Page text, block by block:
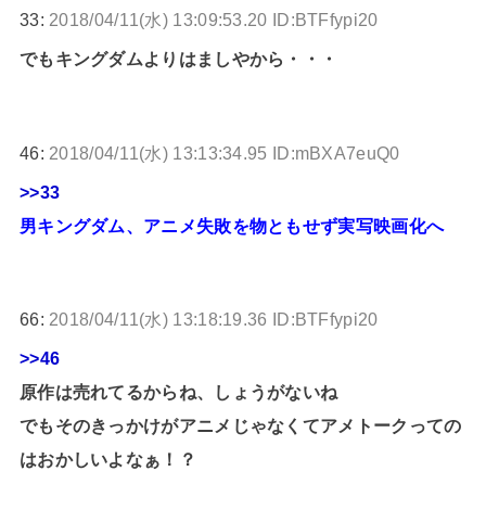
33: 2018/04/11(水) 13:09:53.20 ID:BTFfypi20
でもキングダムよりはましやから・・・
46: 2018/04/11(水) 13:13:34.95 ID:mBXA7euQ0
>>33
男キングダム、アニメ失敗を物ともせず実写映画化へ
66: 2018/04/11(水) 13:18:19.36 ID:BTFfypi20
>>46
原作は売れてるからね、しょうがないね
でもそのきっかけがアニメじゃなくてアメトークっての
はおかしいよなぁ！？